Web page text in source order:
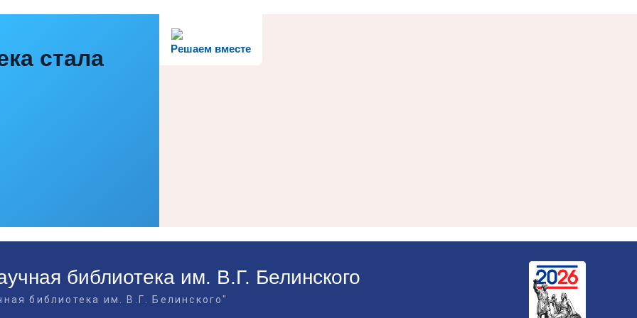
Решаем вместе
стала
библиотека им. В.Г. Белинского
библиотека им. В.Г. Белинского"